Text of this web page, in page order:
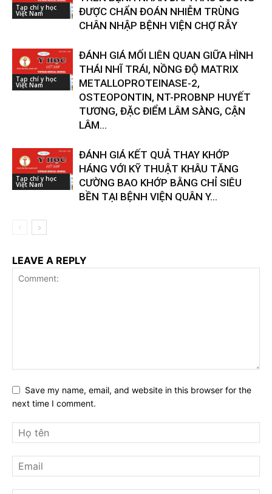
Tạp chí y học
Việt Nam
ĐƯỢC CHẨN ĐOÁN NHIỄM TRÙNG
CHÂN NHẬP BỆNH VIỆN CHỢ RẪY
Tạp chí y học
Việt Nam
ĐÁNH GIÁ MỐI LIÊN QUAN GIỮA HÌNH
THÁI NHĨ TRÁI, NỒNG ĐỘ MATRIX
METALLOPROTEINASE-2,
OSTEOPONTIN, NT-PROBNP HUYẾT
TƯƠNG, ĐẶC ĐIỂM LÂM SÀNG, CẬN
LÂM...
Tạp chí y học
Việt Nam
ĐÁNH GIÁ KẾT QUẢ THAY KHỚP
HÁNG VỚI KỸ THUẬT KHÂU TĂNG
CƯỜNG BAO KHỚP BẰNG CHỈ SIÊU
BỀN TẠI BỆNH VIỆN QUÂN Y...
LEAVE A REPLY
Save my name, email, and website in this browser for the
next time I comment.